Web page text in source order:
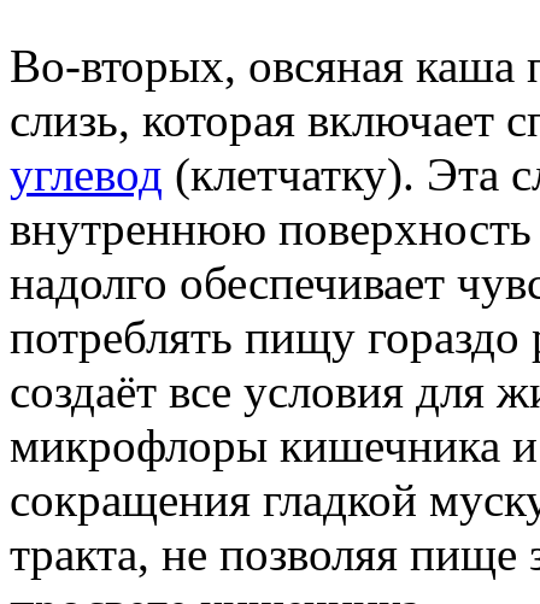
Во-вторых, овсяная каша
слизь, которая включает
углевод (клетчатку). Эта
внутреннюю поверхность
надолго обеспечивает
потреблять пищу
создаёт все условия для
микрофлоры кишечника и
сокращения гладкой
тракта, не позволяя пище